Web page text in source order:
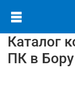
Каталог
ПК в Бору